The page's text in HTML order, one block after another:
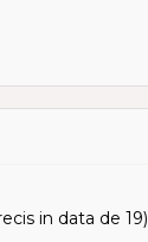
in data de 19)